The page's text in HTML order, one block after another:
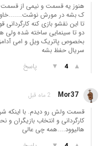
هنوز یه قسمت و نیمی از قسمت
ک بشه در مورش نوشت.......خاویر
تا این نقشو بازی کنه
دو تا سینمایی ساخته شده ولی
بخصوص پاتریک ویل و امی آدامز
سریال حفظ بشه
▲
4
▼ پاسخ
Mor37 2 ماه قبل
قسمت ولش رو دیدم. با اینکه
هالیوود....همه چی عالی